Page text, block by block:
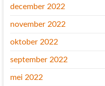
december 2022
november 2022
oktober 2022
september 2022
mei 2022